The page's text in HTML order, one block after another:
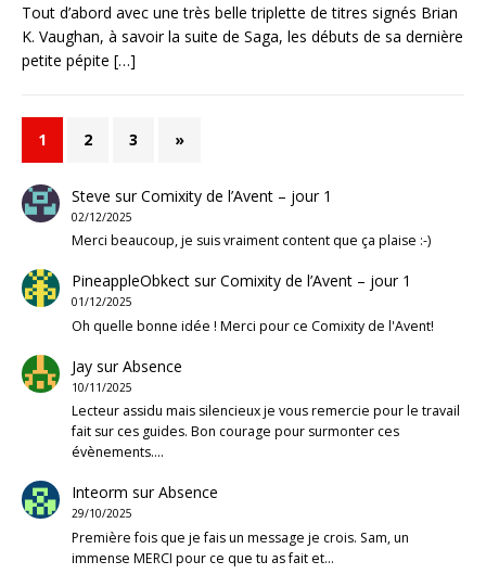
Tout d’abord avec une très belle triplette de titres signés Brian
K. Vaughan, à savoir la suite de Saga, les débuts de sa dernière
petite pépite […]
1 2 3 »
Steve surComixity de l’Avent – jour 1
02/12/2025
Merci beaucoup, je suis vraiment content que ça plaise :-)
PineappleObkectsurComixity de l’Avent – jour 1
01/12/2025
Oh quelle bonne idée ! Merci pour ce Comixity de l'Avent!
JaysurAbsence
10/11/2025
Lecteur assidu mais silencieux je vous remercie pour le travail
fait sur ces guides. Bon courage pour surmonter ces
évènements.…
Inteorm surAbsence
29/10/2025
Première fois que je fais un message je crois. Sam, un
immense MERCI pour ce que tu as fait et…